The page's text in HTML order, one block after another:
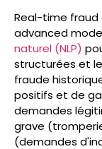
Real-time fraud
advanced
naturel (NLP)
structurées et
fraude
positifs et de
demandes
grave
(demandes